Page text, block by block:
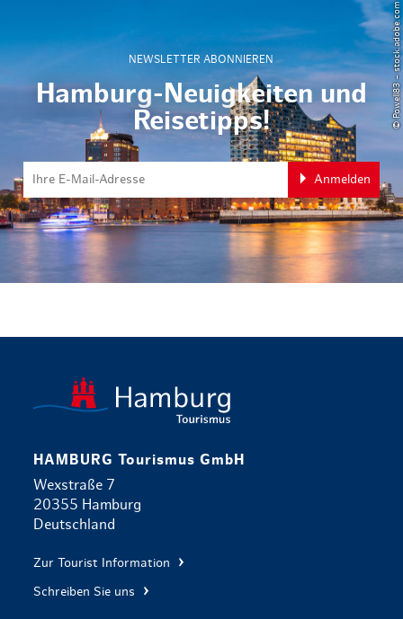
NEWSLETTER ABONNIEREN
Hamburg-Neuigkeiten und
Reisetipps!
Anmelden
© Powell83 – stock.adobe.com
HAMBURG Tourismus GmbH
Wexstraße 7
20355 Hamburg
Deutschland
Zur Tourist Information
Schreiben Sie uns